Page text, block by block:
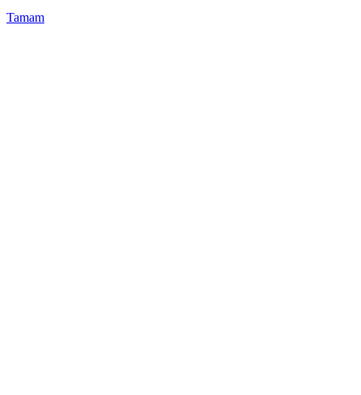
Tamam